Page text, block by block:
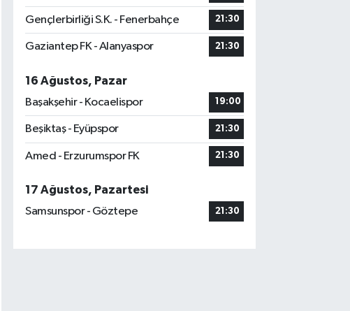
Gençlerbirliği S.K. - Fenerbahçe 21:30
Gaziantep FK - Alanyaspor 21:30
16 Ağustos, Pazar
Başakşehir - Kocaelispor
19:00
Beşiktaş - Eyüpspor 21:30
Amed - Erzurumspor FK 21:30
17 Ağustos, Pazartesi
Samsunspor - Göztepe
21:30